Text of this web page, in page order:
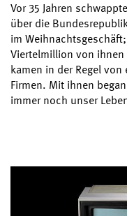
Vor 35 Jahren
über die
im
Viertelmillion von
kamen in der Regel
Firmen. Mit ihnen
immer noch unser